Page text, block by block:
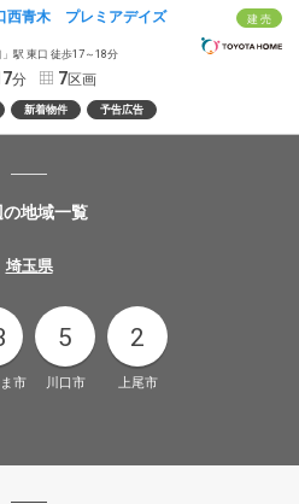
建 売
西青木 プレミアデイズ
駅 東口 徒歩17～18分
分 7区画
新着物件 予告広告
の地域一覧
埼玉県
市
5
川口市
2
上尾市